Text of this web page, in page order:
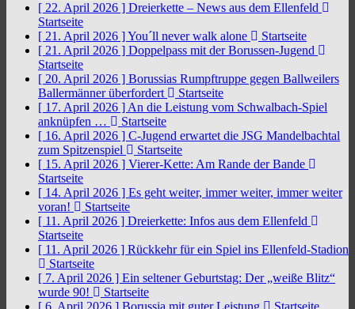
[ 22. April 2026 ] Dreierkette – News aus dem Ellenfeld
Startseite
[ 21. April 2026 ]You´ll never walk alone
Startseite
[ 21. April 2026 ] Doppelpass mit der Borussen-Jugend
Startseite
[ 20. April 2026 ] Borussias Rumpftruppe gegen Ballweilers
Ballermänner überfordert
Startseite
[ 17. April 2026 ] An die Leistung vom Schwalbach-Spiel
anknüpfen …
Startseite
[ 16. April 2026 ] C-Jugend erwartet die JSG Mandelbachtal
zum Spitzenspiel
Startseite
[ 15. April 2026 ] Vierer-Kette: Am Rande der Bande
Startseite
[ 14. April 2026 ] Es geht weiter, immer weiter, immer weiter
voran!
Startseite
[ 11. April 2026 ] Dreierkette: Infos aus dem Ellenfeld
Startseite
[ 11. April 2026 ] Rückkehr für ein Spiel ins Ellenfeld-Stadion
Startseite
[ 7. April 2026 ] Ein seltener Geburtstag: Der „weiße Blitz“
wurde 90!
Startseite
[ 6. April 2026 ] Borussia mit guter Leistung Startseite